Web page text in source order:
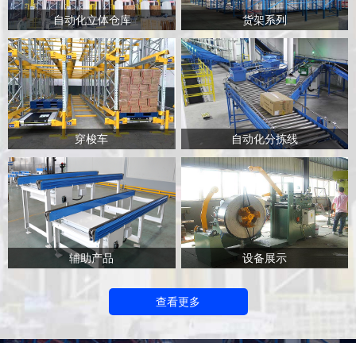
自动化立体仓库 货架系列
穿梭车 自动化分拣线
辅助产品 设备展示
查看更多